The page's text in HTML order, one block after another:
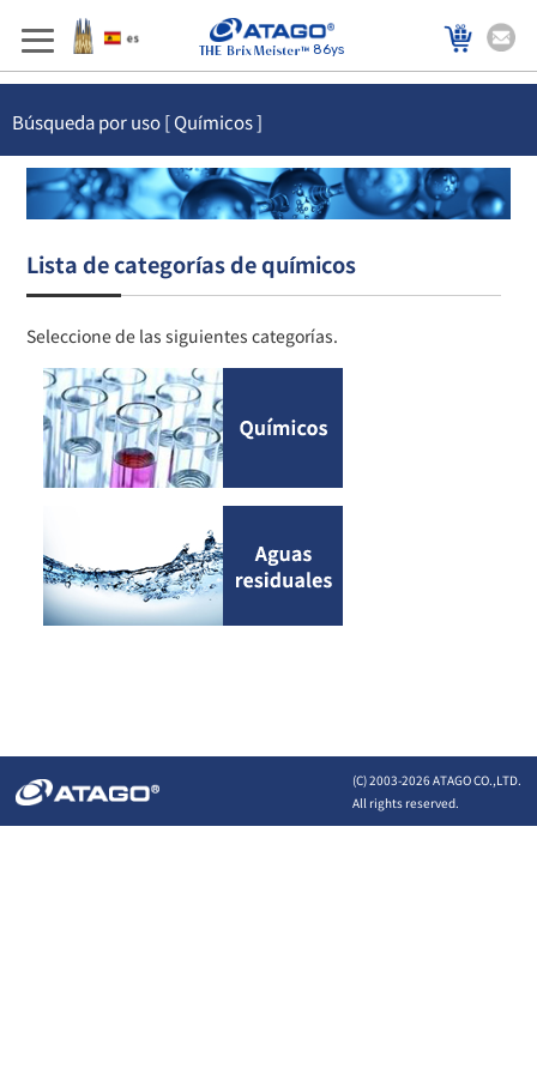
86ys
Búsqueda por uso [ Químicos ]
Lista de categorías de químicos
Seleccione de las siguientes categorías.
(C) 2003-2026 ATAGO CO.,LTD.
All rights reserved.